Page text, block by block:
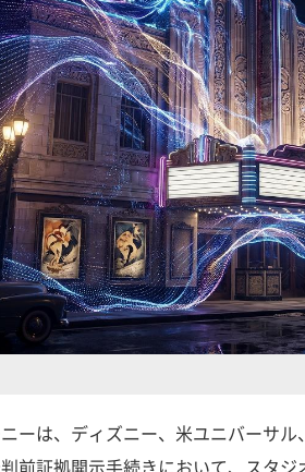
ーは、ディズニー、米ユニバーサ
前証拠開示手続きにおいて、スタ